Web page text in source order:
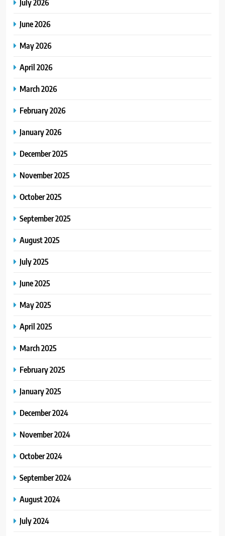
July 2026
June 2026
May 2026
April 2026
March 2026
February 2026
January 2026
December 2025
November 2025
October 2025
September 2025
August 2025
July 2025
June 2025
May 2025
April 2025
March 2025
February 2025
January 2025
December 2024
November 2024
October 2024
September 2024
August 2024
July 2024